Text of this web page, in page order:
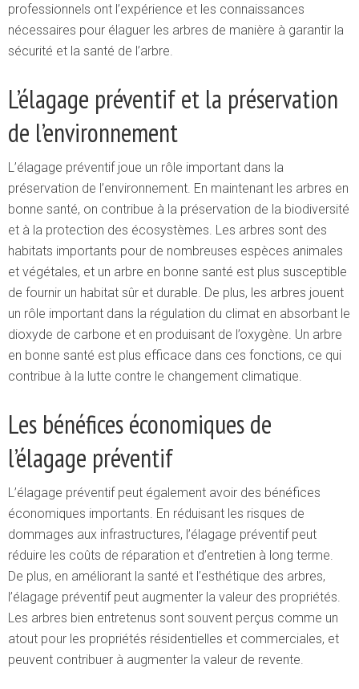
professionnels ont l’expérience et les connaissances
nécessaires pour élaguer les arbres de manière à garantir la
sécurité et la santé de l’arbre.
L’élagage préventif et la préservation
de l’environnement
L’élagage préventif joue un rôle important dans la
préservation de l’environnement. En maintenant les arbres en
bonne santé, on contribue à la préservation de la biodiversité
et à la protection des écosystèmes. Les arbres sont des
habitats importants pour de nombreuses espèces animales
et végétales, et un arbre en bonne santé est plus susceptible
de fournir un habitat sûr et durable. De plus, les arbres jouent
un rôle important dans la régulation du climat en absorbant le
dioxyde de carbone et en produisant de l’oxygène. Un arbre
en bonne santé est plus efficace dans ces fonctions, ce qui
contribue à la lutte contre le changement climatique.
Les bénéfices économiques de
l’élagage préventif
L’élagage préventif peut également avoir des bénéfices
économiques importants. En réduisant les risques de
dommages aux infrastructures, l’élagage préventif peut
réduire les coûts de réparation et d’entretien à long terme.
De plus, en améliorant la santé et l’esthétique des arbres,
l’élagage préventif peut augmenter la valeur des propriétés.
Les arbres bien entretenus sont souvent perçus comme un
atout pour les propriétés résidentielles et commerciales, et
peuvent contribuer à augmenter la valeur de revente.